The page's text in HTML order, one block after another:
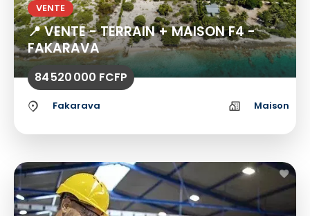
VENTE
📍 VENTE - TERRAIN + MAISON F4 -
FAKARAVA
84 520 000 FCFP
Fakarava Maison